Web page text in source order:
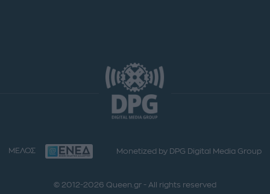
ΜΕΛΟΣ Monetized by DPG Digital Media Group
© 2012-2026 Queen.gr - All rights reserved